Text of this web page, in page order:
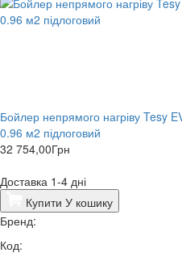
Бойлер непрямого нагріву Tesy
0.96 м2 підлоговий
32 754,00Грн
Доставка 1-4 дні
Купити У кошику
Бренд:
Код: